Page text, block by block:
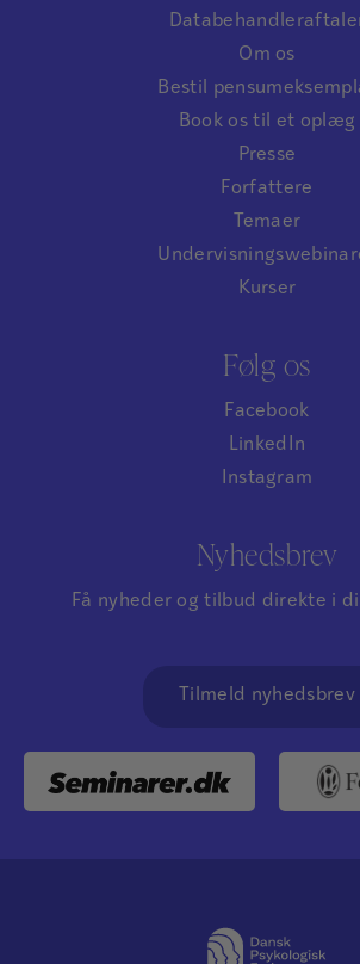
Om os
Bestil
Book os til et oplæg
Presse
Forfattere
Temaer
Kurser
Følg os
Facebook
LinkedIn
Instagram
Nyhedsbrev
Få nyheder og tilbud direkte i
Tilmeld nyhedsbrev